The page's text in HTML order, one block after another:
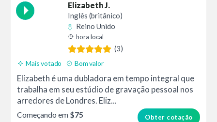
Elizabeth J.
Inglês (britânico)
Reino Unido
hora local
(3)
Mais votado Bom valor
Elizabeth é uma dubladora em tempo integral que
trabalha em seu estúdio de gravação pessoal nos
arredores de Londres. Eliz...
Obter cotação
Começando em $75